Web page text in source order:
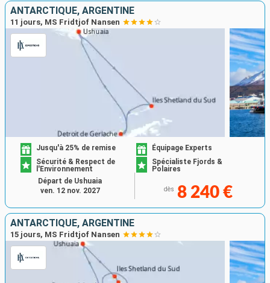
ANTARCTIQUE, ARGENTINE
11 jours, MS Fridtjof Nansen
Jusqu'à 25% de remise
Équipage Experts
Sécurité & Respect de
l'Environnement
Spécialiste Fjords &
Polaires
dès 8 240 €
Départ de Ushuaia
ven. 12 nov. 2027
ANTARCTIQUE, ARGENTINE
15 jours, MS Fridtjof Nansen